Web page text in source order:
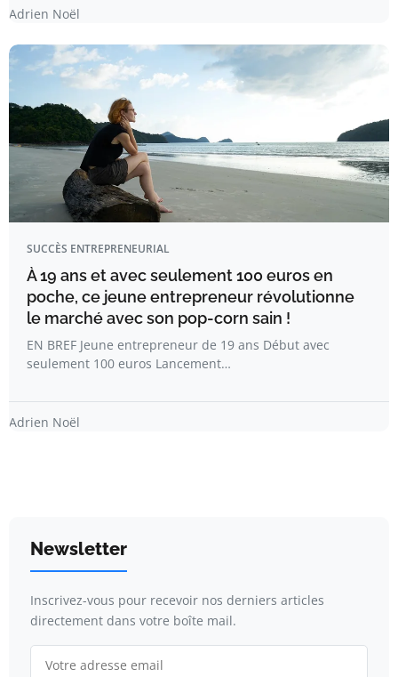
Adrien Noël
SUCCÈS ENTREPRENEURIAL
À 19 ans et avec seulement 100 euros en
poche, ce jeune entrepreneur révolutionne
le marché avec son pop-corn sain !
EN BREF Jeune entrepreneur de 19 ans Début avec
seulement 100 euros Lancement…
Adrien Noël
Newsletter
Inscrivez-vous pour recevoir nos derniers articles
directement dans votre boîte mail.